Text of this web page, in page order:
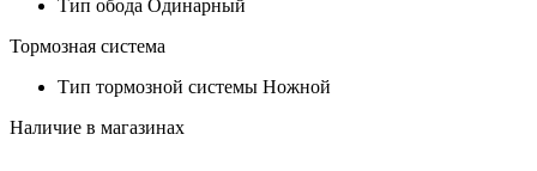
Тип обода Одинарный
Тормозная система
Тип тормозной системы Ножной
Наличие в магазинах